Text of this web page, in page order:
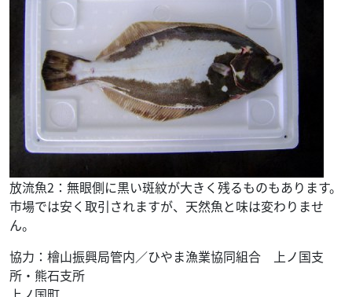
放流魚2：無眼側に黒い斑紋が大きく残るものもあります。
市場では安く取引されますが、天然魚と味は変わりませ
ん。
協力：檜山振興局管内／ひやま漁業協同組合 上ノ国支
所・熊石支所